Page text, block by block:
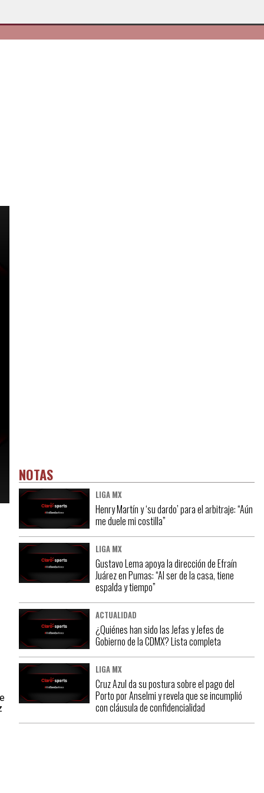
NOTAS
LIGA MX
Henry Martín y ‘su dardo’ para el arbitraje: “Aún
me duele mi costilla”
LIGA MX
Gustavo Lema apoya la dirección de Efraín
Juárez en Pumas: “Al ser de la casa, tiene
espalda y tiempo”
ACTUALIDAD
¿Quiénes han sido las Jefas y Jefes de
Gobierno de la CDMX? Lista completa
LIGA MX
Cruz Azul da su postura sobre el pago del
Porto por Anselmi y revela que se incumplió
con cláusula de confidencialidad